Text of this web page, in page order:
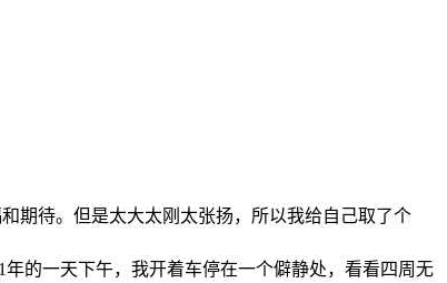
期待。但是太大太刚太张扬，所以我给自己取了个
的一天下午，我开着车停在一个僻静处，看看四周无